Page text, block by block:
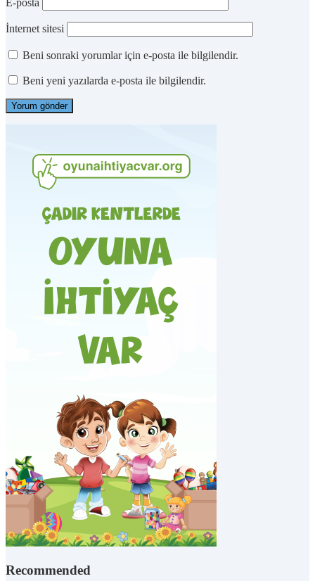
E-posta
İnternet sitesi
Beni sonraki yorumlar için e-posta ile bilgilendir.
Beni yeni yazılarda e-posta ile bilgilendir.
Recommended